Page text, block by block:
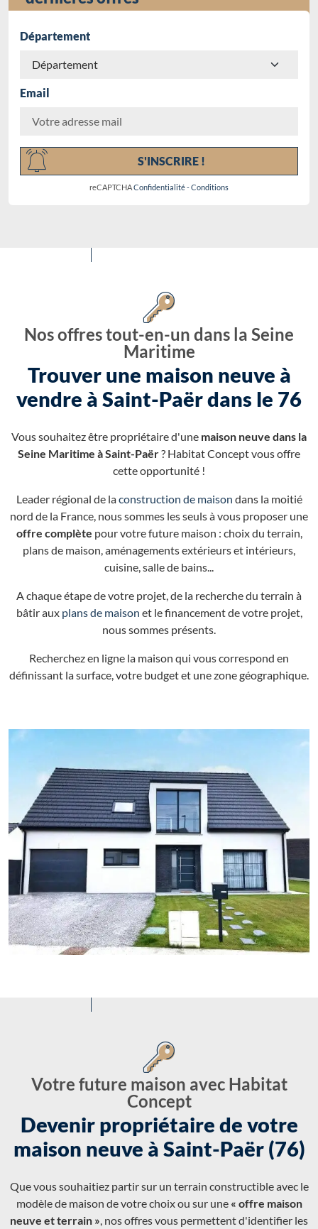
Département
Email
S'INSCRIRE !
reCAPTCHAConfidentialité-Conditions
Nos offres tout-en-un dans la Seine
Maritime
Trouver une maison neuve à
vendre à Saint-Paër dans le 76
Vous souhaitez être propriétaire d'une maison neuve dans la
Seine Maritime à Saint-Paër? Habitat Concept vous offre
cette opportunité !
Leader régional de laconstruction de maison dans la moitié
nord de la France, nous sommes les seuls à vous proposer une
offre complète pour votre future maison : choix du terrain,
plans de maison, aménagements extérieurs et intérieurs,
cuisine, salle de bains...
A chaque étape de votre projet, de la recherche du terrain à
bâtir aux plans de maison et le financement de votre projet,
nous sommes présents.
Recherchez en ligne la maison qui vous correspond en
définissant la surface, votre budget et une zone géographique.
Votre future maison avec Habitat
Concept
Devenir propriétaire de votre
maison neuve à Saint-Paër (76)
Que vous souhaitiez partir sur un terrain constructible avec le
modèle de maison de votre choix ou sur une « offre maison
neuve et terrain », nos offres vous permettent d'identifier les